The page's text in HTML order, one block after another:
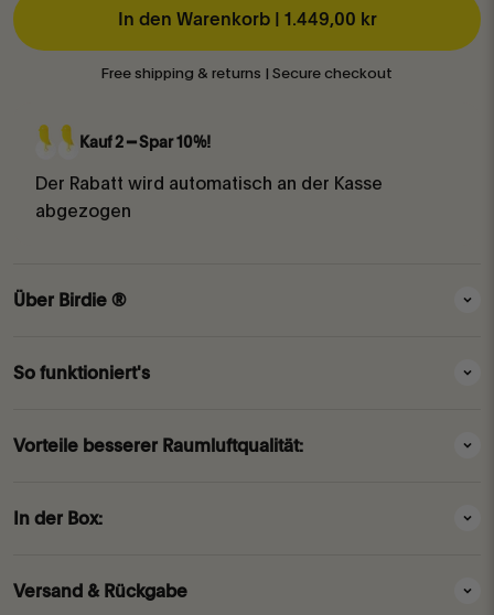
In den Warenkorb | 1.449,00 kr
Free shipping & returns | Secure checkout
Kauf 2 ━ Spar 10%!
Der Rabatt wird automatisch an der Kasse
abgezogen
Über Birdie ®
So funktioniert's
Vorteile besserer Raumluftqualität:
In der Box:
Versand & Rückgabe